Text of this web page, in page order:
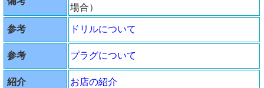
場合）
参考 ドリルについて
参考 プラグについて
紹介 お店の紹介